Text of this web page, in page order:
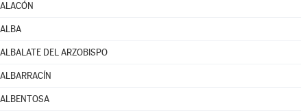
ALACÓN
ALBA
ALBALATE DEL ARZOBISPO
ALBARRACÍN
ALBENTOSA